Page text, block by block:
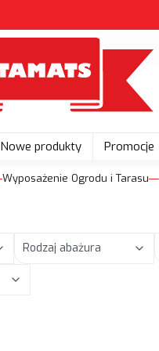
Nowe produkty Promocje
Wyposażenie Ogrodu i Tarasu
Rodzaj abażura